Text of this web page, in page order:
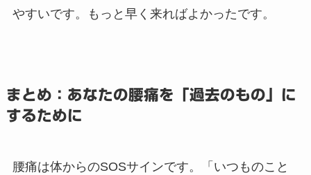
やすいです。もっと早く来ればよかったです。
まとめ：あなたの腰痛を「過去のもの」に
するために
腰痛は体からのSOSサインです。「いつものこと